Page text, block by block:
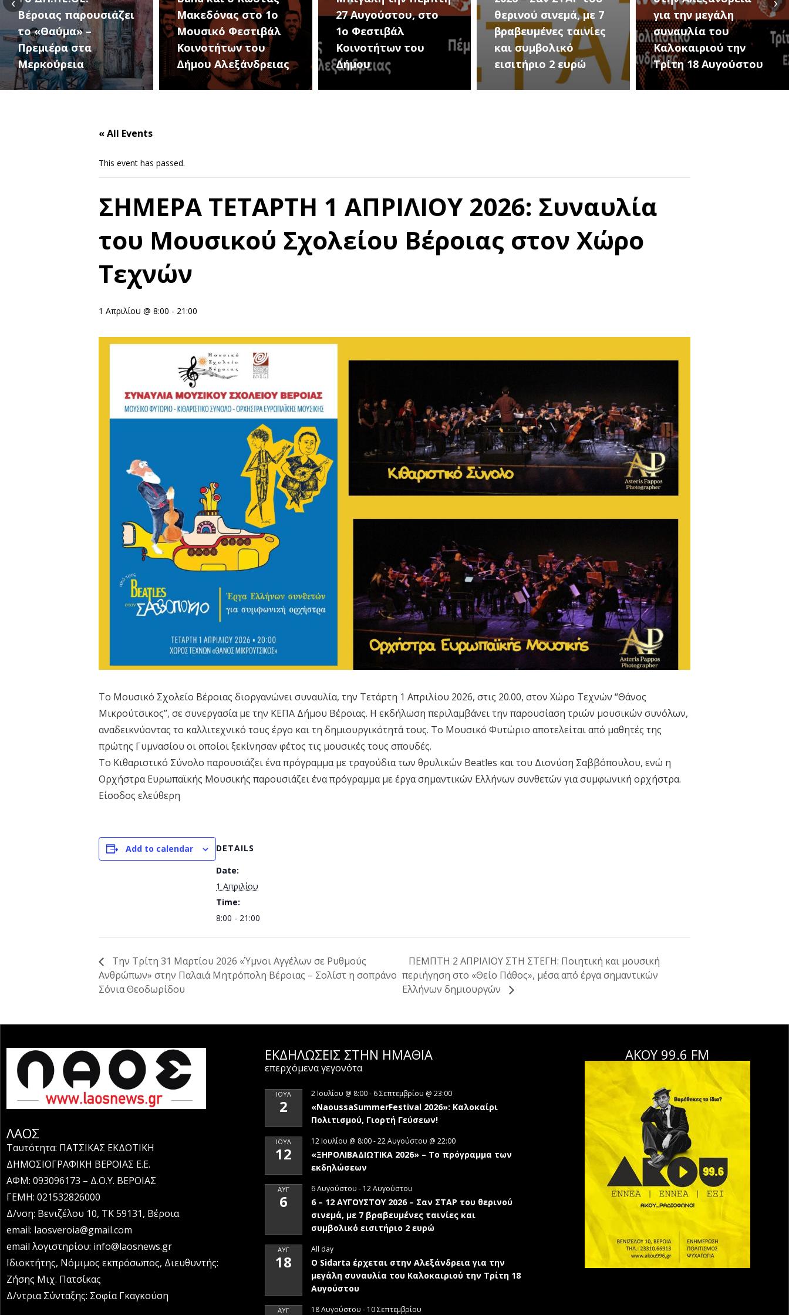
παρουσιάζει
–
στα
Μακεδόνας στο 1ο
Μουσικό Φεστιβάλ
Κοινοτήτων του
Δήμου Αλεξάνδρειας
27 Αυγούστου, στο
1ο Φεστιβάλ
Κοινοτήτων του
Δήμου
θερινού σινεμά, με 7
βραβευμένες ταινίες
και συμβολικό
εισιτήριο 2 ευρώ
για την μεγάλη
συναυλία του
Καλοκαιριού την
Τρίτη 18 Αυγούστου
« All Events
This event has passed.
ΣΗΜΕΡΑ ΤΕΤΑΡΤΗ 1 ΑΠΡΙΛΙΟΥ 2026: Συναυλία
του Μουσικού Σχολείου Βέροιας στον Χώρο
Τεχνών
1 Απριλίου @ 8:00 - 21:00
Το Μουσικό Σχολείο Βέροιας διοργανώνει συναυλία, την Τετάρτη 1 Απριλίου 2026, στις 20.00, στον Χώρο Τεχνών “Θάνος
Μικρούτσικος”, σε συνεργασία με την ΚΕΠΑ Δήμου Βέροιας. Η εκδήλωση περιλαμβάνει την παρουσίαση τριών μουσικών συνόλων,
αναδεικνύοντας το καλλιτεχνικό τους έργο και τη δημιουργικότητά τους. Το Μουσικό Φυτώριο αποτελείται από μαθητές της
πρώτης Γυμνασίου οι οποίοι ξεκίνησαν φέτος τις μουσικές τους σπουδές.
Το Κιθαριστικό Σύνολο παρουσιάζει ένα πρόγραμμα με τραγούδια των θρυλικών Beatles και του Διονύση Σαββόπουλου, ενώ η
Ορχήστρα Ευρωπαϊκής Μουσικής παρουσιάζει ένα πρόγραμμα με έργα σημαντικών Ελλήνων συνθετών για συμφωνική ορχήστρα.
Είσοδος ελεύθερη
Add to calendar
DETAILS
Date:
1 Απριλίου
Time:
8:00 - 21:00
Την Τρίτη 31 Μαρτίου 2026 «Ύμνοι Αγγέλων σε Ρυθμούς
Ανθρώπων» στην Παλαιά Μητρόπολη Βέροιας – Σολίστ η σοπράνο
Σόνια Θεοδωρίδου
ΠΕΜΠΤΗ 2 ΑΠΡΙΛΙΟΥ ΣΤΗ ΣΤΕΓΗ: Ποιητική και μουσική
περιήγηση στο «Θείο Πάθος», μέσα από έργα σημαντικών
Ελλήνων δημιουργών
ΛΑΟΣ
Ταυτότητα: ΠΑΤΣΙΚΑΣ ΕΚΔΟΤΙΚΗ
ΔΗΜΟΣΙΟΓΡΑΦΙΚΗ ΒΕΡΟΙΑΣ Ε.Ε.
ΑΦΜ: 093096173 – Δ.Ο.Υ. ΒΕΡΟΙΑΣ
ΓΕΜΗ: 021532826000
Δ/νση: Βενιζέλου 10, ΤΚ 59131, Βέροια
email: laosveroia@gmail.com
email λογιστηρίου: info@laosnews.gr
Ιδιοκτήτης, Νόμιμος εκπρόσωπος, Διευθυντής:
Ζήσης Μιχ. Πατσίκας
Δ/ντρια Σύνταξης: Σοφία Γκαγκούση
ΕΚΔΗΛΩΣΕΙΣ ΣΤΗΝ ΗΜΑΘΊΑ
επερχόμενα γεγονότα
ΙΟΎΛ
2
2 Ιουλίου @ 8:00- 6 Σεπτεμβρίου @ 23:00
«NaoussaSummerFestival 2026»: Καλοκαίρι
Πολιτισμού, Γιορτή Γεύσεων!
ΙΟΎΛ
12
12 Ιουλίου @ 8:00-22 Αυγούστου @ 22:00
«ΞΗΡΟΛΙΒΑΔΙΩΤΙΚΑ 2026» – To πρόγραμμα των
εκδηλώσεων
ΑΥΓ
6
6 Αυγούστου - 12 Αυγούστου
6 – 12 ΑΥΓΟΥΣΤΟΥ 2026 – Σαν ΣΤΑΡ του θερινού
σινεμά, με 7 βραβευμένες ταινίες και
συμβολικό εισιτήριο 2 ευρώ
ΑΥΓ
18
All day
Ο Sidarta έρχεται στην Αλεξάνδρεια για την
μεγάλη συναυλία του Καλοκαιριού την Τρίτη 18
Αυγούστου
ΑΥΓ 18 Αυγούστου - 10 Σεπτεμβρίου
ΑΚΟΥ 99.6 FM